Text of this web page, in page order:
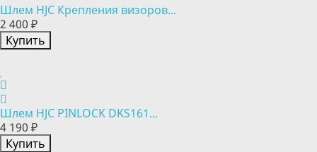
Шлем HJC Крепления визоров...
2 400 ₽
Купить
Шлем HJC PINLOCK DKS161...
4 190 ₽
Купить